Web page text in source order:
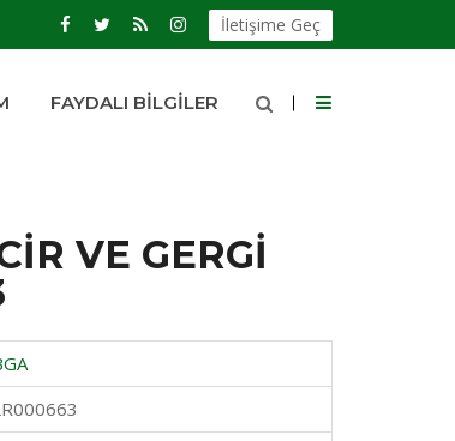
İletişime Geç
FAYDALI BILGILER
VE GERGİ